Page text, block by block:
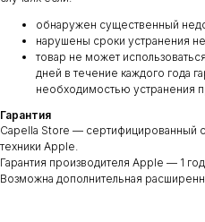
обнаружен существенный
нарушены сроки устранения
товар не может
дней в течение каждого года
необходимостью устранения
Гарантия
Capella Store — сертифицированный
техники Apple.
Гарантия производителя Apple — 1
Возможна дополнительная